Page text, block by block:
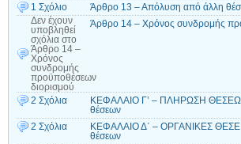
1 Σχόλιο
Άρθρο 13 – Απόλυση από άλλη
Δεν έχουν
υποβληθεί
σχόλια στο
Άρθρο 14 –
Χρόνος
συνδρομής
προϋποθέσεων
διορισμού
Άρθρο 14 – Χρόνος συνδρομής
2 Σχόλια
ΚΕΦΑΛΑΙΟ Γ’ – ΠΛΗΡΩΣΗ
θέσεων
2 Σχόλια
ΚΕΦΑΛΑΙΟ Δ΄ – ΟΡΓΑΝΙΚΕΣ
θέσεων